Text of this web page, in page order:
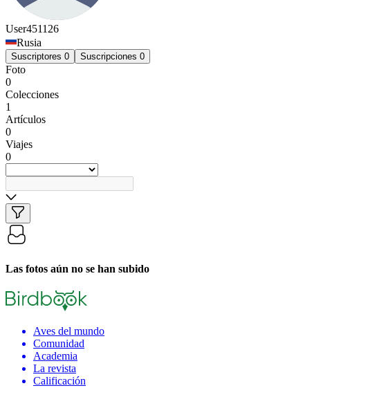
User451126
Rusia
Suscriptores 0 Suscripciones 0
Foto
0
Colecciones
1
Artículos
0
Viajes
0
Las fotos aún no se han subido
Aves del mundo
Comunidad
Academia
La revista
Calificación